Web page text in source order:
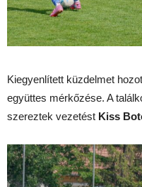
Kiegyenlített küzdelmet
együttes mérkőzése. A
szereztek vezetést Kiss